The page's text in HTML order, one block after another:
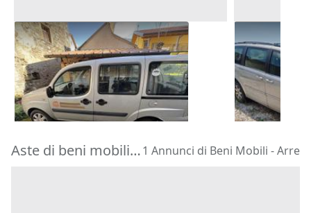
Autocarro Fiat Doblò
Taipana (Udine)
400 €
28/08/2026
Autovettura
Certaldo
500 €
02/09/2026
Aste di beni mobili Arre1 Annunci di Beni Mobili - Arre